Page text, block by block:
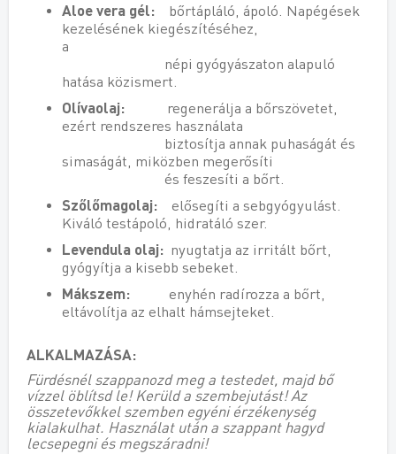
Aloe vera gél:
bőrtápláló, ápoló. Napégések
kezelésének kiegészítéséhez,
a
népi gyógyászaton alapuló
hatása közismert.
Olívaolaj: regenerálja a bőrszövetet,
ezért rendszeres használata
biztosítja annak puhaságát és
simaságát, miközben megerősíti
és feszesíti a bőrt.
Szőlőmagolaj: elősegíti a sebgyógyulást.
Kiváló testápoló, hidratáló szer.
Levendula olaj: nyugtatja az irritált bőrt,
gyógyítja a kisebb sebeket.
Mákszem: enyhén radírozza a bőrt,
eltávolítja az elhalt hámsejteket.
ALKALMAZÁSA:
Fürdésnél szappanozd meg a testedet, majd bő
vízzel öblítsd le! Kerüld a szembejutást! Az
összetevőkkel szemben egyéni érzékenység
kialakulhat. Használat után a szappant hagyd
lecsepegni és megszáradni!